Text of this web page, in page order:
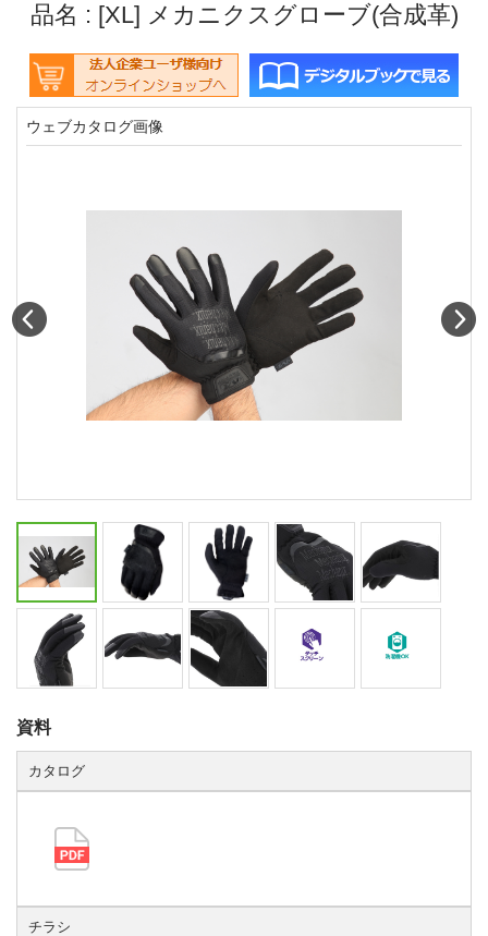
品名 : [XL] メカニクスグローブ(合成革)
ウェブカタログ画像
資料
カタログ
チラシ